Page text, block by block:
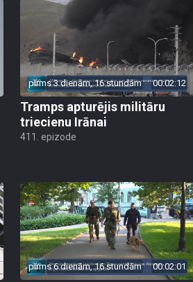
pirms 3 dienām, 16 stundām 00:02:12
Tramps apturējis militāru
triecienu Irānai
411. epizode
pirms 6 dienām, 16 stundām 00:02:01